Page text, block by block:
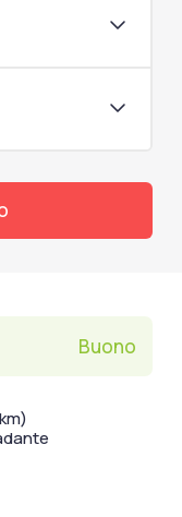
Buono